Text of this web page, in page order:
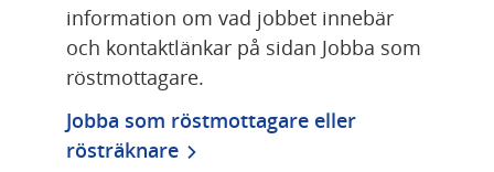
information om vad jobbet innebär
och kontaktlänkar på sidan Jobba som
röstmottagare.
Jobba som röstmottagare eller
rösträknare